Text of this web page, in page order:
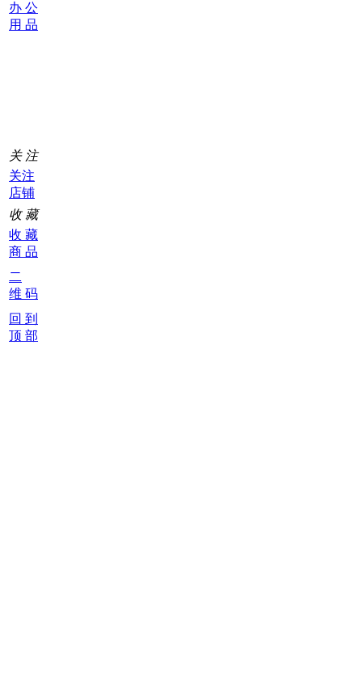
办 公
用 品
关 注
关注
店铺
收 藏
收 藏
商 品
二
维 码
回 到
顶 部